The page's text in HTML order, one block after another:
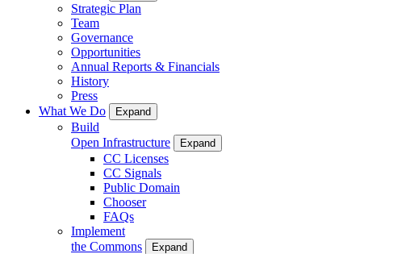
Strategic Plan
Team
Governance
Opportunities
Annual Reports & Financials
History
Press
What We Do
Expand
Build
Open Infrastructure
Expand
CC Licenses
CC Signals
Public Domain
Chooser
FAQs
Implement
the Commons
Expand